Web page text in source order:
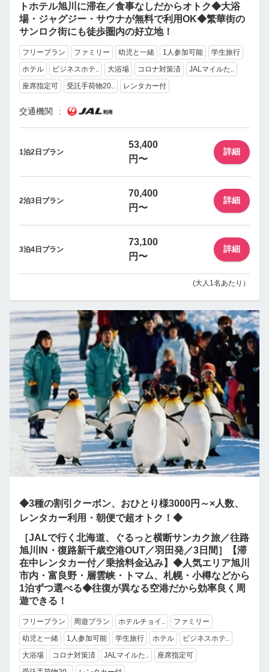
トホテル旭川に滞在／食事なしだからオトク◆大浴
場・ジャグジー・サウナが無料で利用OK◆繁華街の
サンロク街にも徒歩圏内の好立地！
フリープラン ファミリー 幼児と一緒 1人参加可能
学生旅行
ホテル
ビジネスホテ.. 大浴場 コロナ対策済
JALマイルた..
座席指定可
受託手荷物20.. レンタカー付
交通機関
1泊2日プラン
53,400
円〜
詳細
2泊3日プラン
70,400
円〜
詳細
3泊4日プラン
73,100
円〜
詳細
(大人1名あたり）
◆3種の割引クーポン、おひとり様3000円～×人数、
レンタカー利用・朝便で超オトク！◆
［JALで行く北海道、ぐるっと横断サンカク旅／往路
旭川IN・復路新千歳空港OUT／羽田発／3日間］【滞
在中レンタカー付／乗捨料金込み】◆人気エリア旭川
市内・富良野・層雲峡・トマム、札幌・小樽などから
1泊ずつ選べる◆往復が異なる空港だから効率良く周
遊できる！
フリープラン 周遊プラン ホテルチョイ..
ファミリー
幼児と一緒
1人参加可能 学生旅行 ホテル
ビジネスホテ..
大浴場
コロナ対策済 JALマイルた..
座席指定可